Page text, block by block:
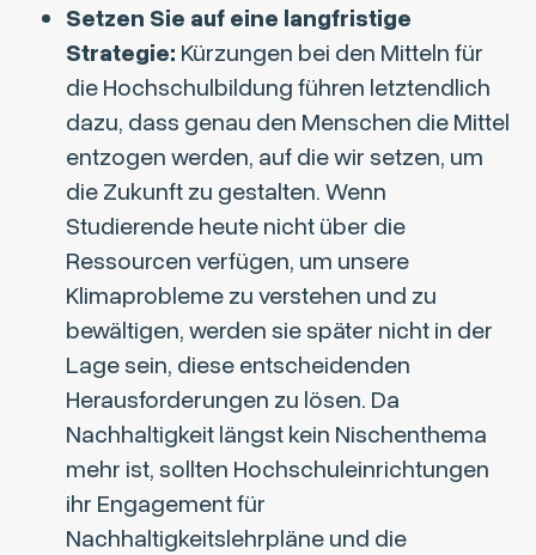
Setzen Sie auf eine langfristige
Strategie: Kürzungen bei den Mitteln für
die Hochschulbildung führen letztendlich
dazu, dass genau den Menschen die Mittel
entzogen werden, auf die wir setzen, um
die Zukunft zu gestalten. Wenn
Studierende heute nicht über die
Ressourcen verfügen, um unsere
Klimaprobleme zu verstehen und zu
bewältigen, werden sie später nicht in der
Lage sein, diese entscheidenden
Herausforderungen zu lösen. Da
Nachhaltigkeit längst kein Nischenthema
mehr ist, sollten Hochschuleinrichtungen
ihr Engagement für
Nachhaltigkeitslehrpläne und die